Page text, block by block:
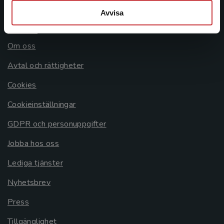
Avvisa
Allmänna länkar
Om oss
Avtal och rättigheter
Cookies
Cookieinställningar
GDPR och personuppgifter
Jobba hos oss
Lediga tjänster
Nyhetsbrev
Press
Tillgänglighet